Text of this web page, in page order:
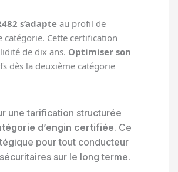
s’adapte au profil de
catégorie. Cette certification
de dix ans. Optimiser son
dès la deuxième catégorie
une tarification structurée
d’engin certifiée. Ce
pour tout conducteur
sur le long terme.